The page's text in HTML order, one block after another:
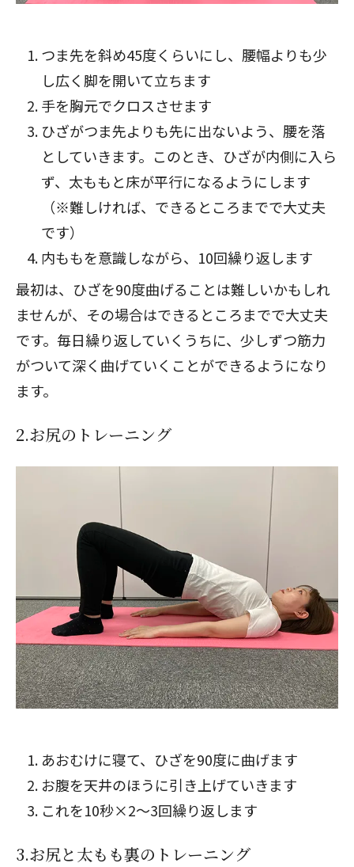
つま先を斜め45度くらいにし、腰幅よりも少
し広く脚を開いて立ちます
手を胸元でクロスさせます
ひざがつま先よりも先に出ないよう、腰を落
としていきます。このとき、ひざが内側に入ら
ず、太ももと床が平行になるようにします
（※難しければ、できるところまでで大丈夫
です）
内ももを意識しながら、10回繰り返します
最初は、ひざを90度曲げることは難しいかもしれ
ませんが、その場合はできるところまでで大丈夫
です。毎日繰り返していくうちに、少しずつ筋力
がついて深く曲げていくことができるようになり
ます。
2.お尻のトレーニング
あおむけに寝て、ひざを90度に曲げます
お腹を天井のほうに引き上げていきます
これを10秒×2～3回繰り返します
3.お尻と太もも裏のトレーニング